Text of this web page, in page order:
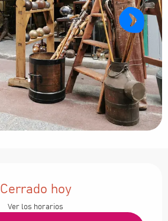
Cerrado hoy
Ver los horarios